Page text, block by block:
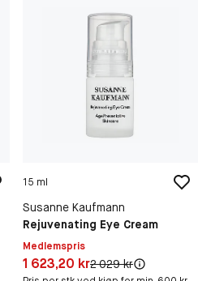
15 ml
Susanne Kaufmann
Rejuvenating Eye Cream
Medlemspris
Pris: 1 623,20 kr
1 623,20 krOriginal pris:
2 029 kr